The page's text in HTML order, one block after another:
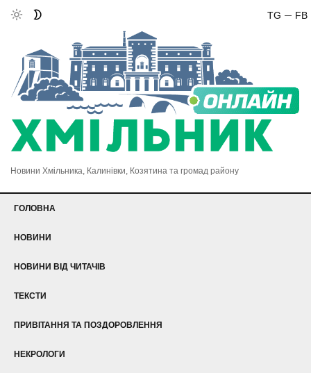
FB
TG
Новини Хмільника, Калинівки, Козятина та громад району
ГОЛОВНА
НОВИНИ
НОВИНИ ВІД ЧИТАЧІВ
ТЕКСТИ
ПРИВІТАННЯ ТА ПОЗДОРОВЛЕННЯ
НЕКРОЛОГИ